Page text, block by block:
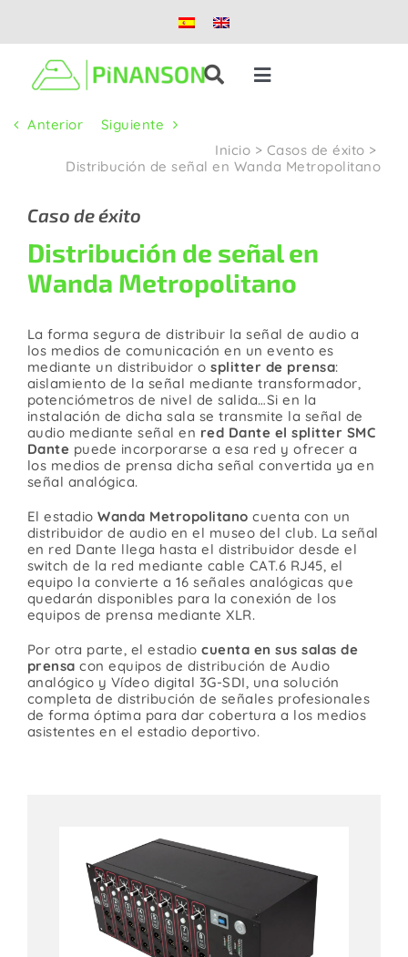
contenido
Toggle
Soluciones
Casos de éxito
Nosotros
Contacto
Inicio > Casos de éxito >
Distribución de señal en Wanda Metropolitano
Anterior Siguiente
Caso de éxito
Distribución de señal en
Wanda Metropolitano
La forma segura de distribuir la señal de audio a
los medios de comunicación en un evento es
mediante un distribuidor osplitter de prensa:
aislamiento de la señal mediante transformador,
potenciómetros de nivel de salida…Si en la
instalación de dicha sala se transmite la señal de
audio mediante señal en red Dante el splitter SMC
Dante puede incorporarse a esa red y ofrecer a
los medios de prensa dicha señal convertida ya en
señal analógica.
El estadioWanda Metropolitano cuenta con un
distribuidor de audio en el museo del club. La señal
en red Dante llega hasta el distribuidor desde el
switch de la red mediante cable CAT.6 RJ45, el
equipo la convierte a 16 señales analógicas que
quedarán disponibles para la conexión de los
equipos de prensa mediante XLR.
Por otra parte, el estadiocuenta en sus salas de
prensa con equipos de distribución de Audio
analógico y Vídeo digital 3G-SDI, una solución
completa de distribución de señales profesionales
de forma óptima para dar cobertura a los medios
asistentes en el estadio deportivo.